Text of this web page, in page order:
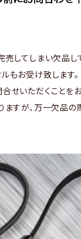
してしまい欠品し
もお受け致します。
いただくことをお
ますが、万一欠品